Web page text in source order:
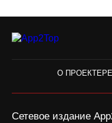
О ПРОЕКТЕ
Сетевое издание